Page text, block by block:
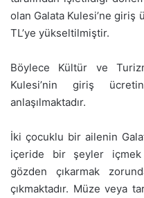
olan Galata Kulesi’ne giriş
TL’ye yükseltilmiştir.
Böylece Kültür ve
Kulesi’nin giriş
anlaşılmaktadır.
İki çocuklu bir ailenin
içeride bir şeyler
gözden çıkarmak
çıkmaktadır. Müze veya